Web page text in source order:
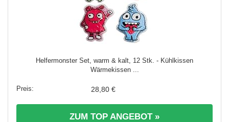
Helfermonster Set, warm & kalt, 12 Stk. - Kühlkissen
Wärmekissen ...
28,80 €
ZUM TOP ANGEBOT »